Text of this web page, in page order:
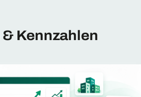
Kennzahlen